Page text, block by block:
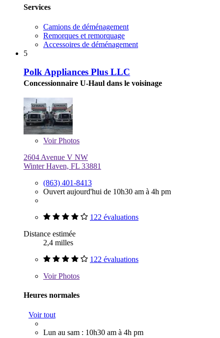
Services
Camions de déménagement
Remorques et remorquage
Accessoires de déménagement
5
Polk Appliances Plus LLC
Concessionnaire U-Haul dans le voisinage
VoirPhotos
2604 Avenue V NW
Winter Haven, FL 33881
(863) 401-8413
Ouvert aujourd'hui de 10h30 am à 4h pm
122 évaluations
Distance estimée
2,4 milles
122 évaluations
VoirPhotos
Heures normales
Voir tout
Lun au sam : 10h30 am à 4h pm